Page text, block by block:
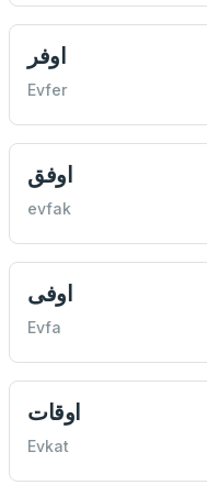
اوفر
Evfer
اوفق
evfak
اوفی
Evfa
اوقات
Evkat